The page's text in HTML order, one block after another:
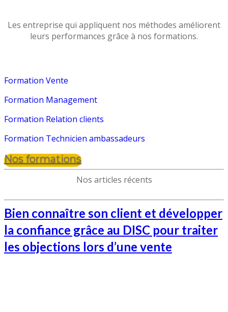
Les entreprise qui appliquent nos méthodes améliorent
leurs performances grâce à nos formations.
Formation Vente
Formation Management
Formation Relation clients
Formation Technicien ambassadeurs
Nos formations
Nos articles récents
Bien connaître son client et développer
la confiance grâce au DISC pour traiter
les objections lors d’une vente